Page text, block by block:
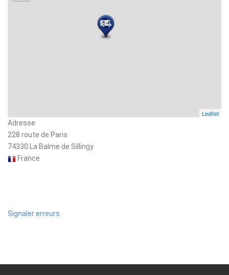
Leaflet
Adresse
228 route de Paris
74330 La Balme de Sillingy
France
Signaler erreurs